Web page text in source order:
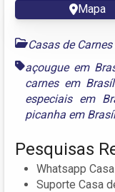
Mapa
Casas de
açougue em
carnes em
especiais em
picanha em
Pesquisas
Whatsapp
Suporte Casa